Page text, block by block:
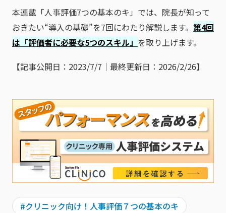
本連載「人事評価7つの基本のキ」では、院長が知って
おきたい“導入の基礎”を7回にわたり解説します。 第4回
は「評価者に必要な5つのスキル」 を取り上げます。
【記事公開日：2023/7/7｜最終更新日：2026/2/26】
#クリニック向け！人事評価７つの基本のキ